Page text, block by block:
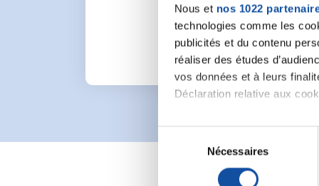
Nous et nos 1022
technologies comme les
publicités et du contenu
réaliser des études
vos données et à leurs
Déclaration relative aux
Si vous le permettez, nous
Collecter des
digitales).
Nécessaires